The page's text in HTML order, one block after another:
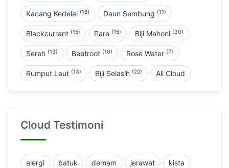
Kacang Kedelai (18) Daun Sembung (11)
Blackcurrant (15) Pare (15) Biji Mahoni (30)
Sereh (13) Beetroot (10) Rose Water (7)
Rumput Laut (13) Biji Selasih (22) All Cloud
Cloud Testimoni
alergi batuk demam jerawat kista